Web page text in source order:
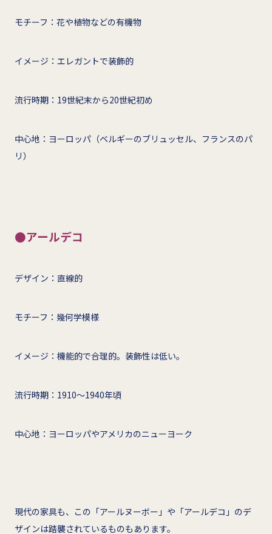
モチーフ：花や植物などの有機物
イメージ：エレガントで装飾的
流行時期：19世紀末から20世紀初め
中心地：ヨーロッパ（ベルギーのブリュッセル、フランスのパ
リ）
●アールデコ
デザイン：直線的
モチーフ：幾何学模様
イメージ：機能的で合理的。装飾性は低い。
流行時期：1910～1940年頃
中心地：ヨーロッパやアメリカのニューヨーク
現代の家具も、この「アールヌーボー」や「アールデコ」のデ
ザインは踏襲されているものもあります。